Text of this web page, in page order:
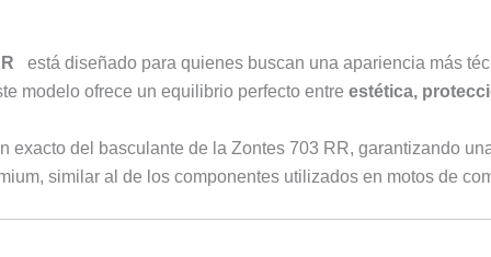
está diseñado para quienes buscan una apariencia más
modelo ofrece un equilibrio perfecto entre estética,
exacto del basculante de la Zontes 703 RR, garantizando
similar al de los componentes utilizados en motos de